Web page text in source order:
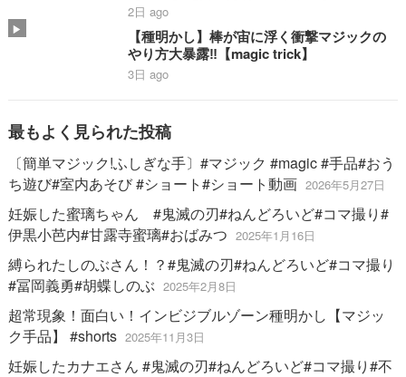
ゴルドラン #smp #stopmotion #黄金合体
＃勇者 #bandai
2日 ago
【種明かし】棒が宙に浮く衝撃マジックの
やり方大暴露‼️【magic trick】
3日 ago
最もよく見られた投稿
〔簡単マジック!ふしぎな手〕#マジック #magic #手品#おう
ち遊び#室内あそび #ショート#ショート動画 2026年5月27日
妊娠した蜜璃ちゃん #鬼滅の刃#ねんどろいど#コマ撮り#
伊黒小芭内#甘露寺蜜璃#おばみつ 2025年1月16日
縛られたしのぶさん！？#鬼滅の刃#ねんどろいど#コマ撮り
#冨岡義勇#胡蝶しのぶ 2025年2月8日
超常現象！面白い！インビジブルゾーン種明かし【マジッ
ク手品】 #shorts 2025年11月3日
妊娠したカナエさん #鬼滅の刃#ねんどろいど#コマ撮り#不